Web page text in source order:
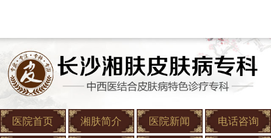
医院首页 湘肤简介 医院新闻 电话咨询